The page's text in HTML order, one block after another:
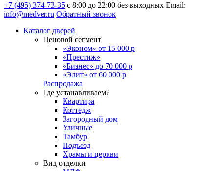
+7 (495) 374-73-35 с 8:00 до 22:00 без выходных Email:
info@medver.ru Обратный звонок
Каталог дверей
Ценовой сегмент
«Эконом» от 15 000 р
«Престиж»
«Бизнес» до 70 000 р
«Элит» от 60 000 р
Распродажа
Где устанавливаем?
Квартира
Коттедж
Загородный дом
Уличные
Тамбур
Подъезд
Храмы и церкви
Вид отделки